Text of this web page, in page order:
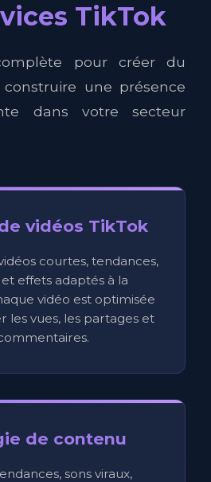
TikTok
pour créer du
une présence
dans votre secteur
vidéos TikTok
courtes, tendances,
effets adaptés à la
vidéo est optimisée
les vues, les partages et
de contenu
sons viraux,